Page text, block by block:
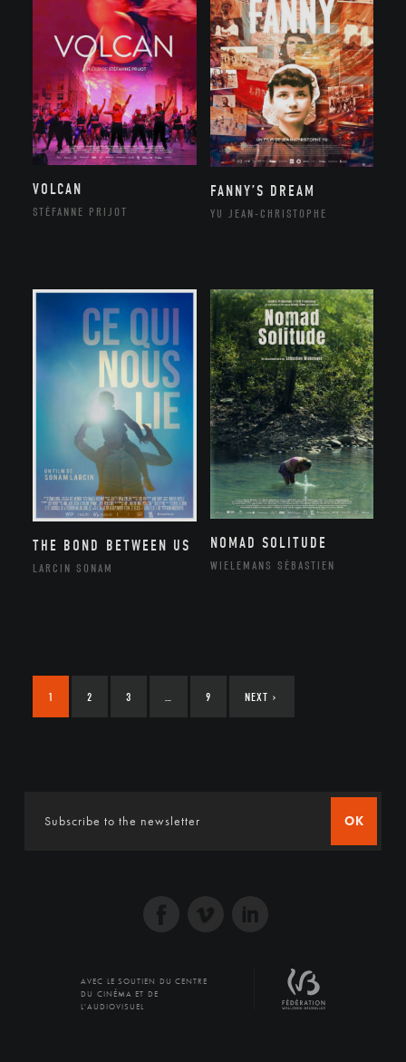
VOLCAN
STÉFANNE PRIJOT
FANNY’S DREAM
YU JEAN-CHRISTOPHE
THE BOND BETWEEN US
LARCIN SONAM
NOMAD SOLITUDE
WIELEMANS SÉBASTIEN
1 2 3 9 NEXT ›
OK
AVEC LE SOUTIEN DU CENTRE
DU CINÉMA ET DE
L'AUDIOVISUEL